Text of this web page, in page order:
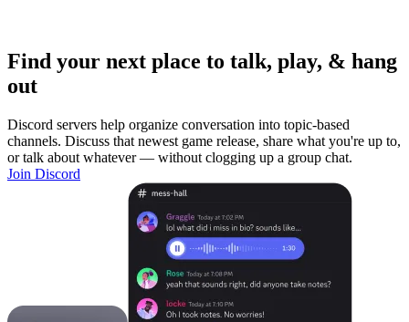
Find your next place to talk, play, & hang
out
Discord servers help organize conversation into topic-based
channels. Discuss that newest game release, share what you're up to,
or talk about whatever — without clogging up a group chat.
Join Discord